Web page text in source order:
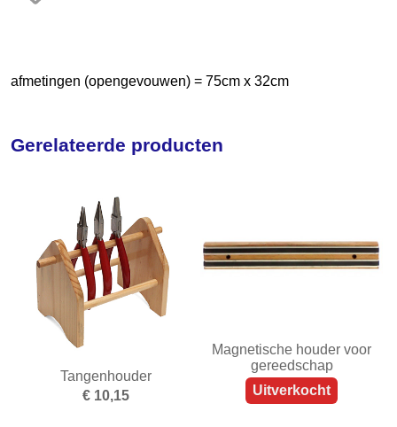
Gieten
Hamers
Klemsystemen
Legeringen
Meetinstrumenten
Micromotoren
Microscopen
Nieuwe artikelen
afmetingen (opengevouwen) = 75cm x 32cm
Gerelateerde producten
Tangenhouder
€ 10,15
Magnetische houder voor
gereedschap
Uitverkocht